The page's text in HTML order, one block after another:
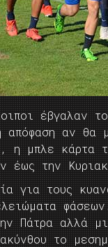
έβγαλαν
απόφαση αν θα
η μπλε κάρτα
έως την
για τους
Πάτρα αλλά
το